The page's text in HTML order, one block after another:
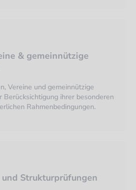
& gemeinnützige
Vereine und gemeinnützige
Berücksichtigung ihrer besonderen
Rahmenbedingungen.
Strukturprüfungen